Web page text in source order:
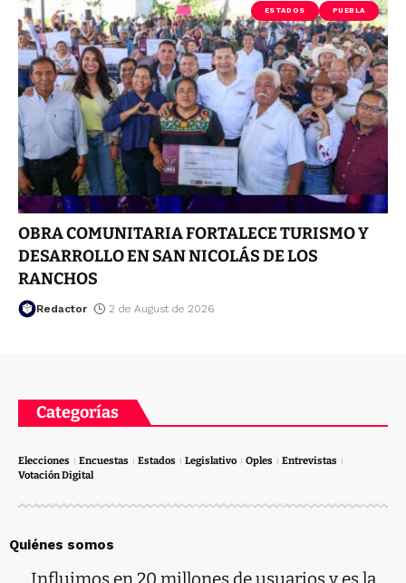
ESTADOS PUEBLA
OBRA COMUNITARIA FORTALECE TURISMO Y
DESARROLLO EN SAN NICOLÁS DE LOS
RANCHOS
Redactor 2 de August de 2026
Categorías
Elecciones Encuestas Estados Legislativo Oples
Entrevistas
Votación Digital
Quiénes somos